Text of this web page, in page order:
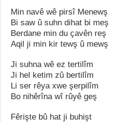
Min navê wê pirsî Menewş
Bi saw û suhn dihat bi meş
Berdane min du çavên reş
Aqil ji min kir tewş û mewş
Ji suhna wê ez tertilîm
Ji hel ketim zû bertilîm
Li ser rêya xwe şerpilîm
Bo nihêrîna wî rûyê geş
Fêrişte bû hat ji buhişt